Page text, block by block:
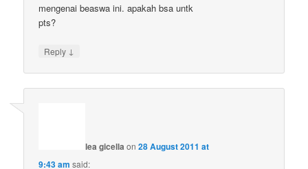
mengenai beaswa ini. apakah bsa untk
pts?
Reply ↓
lea gicella on28 August 2011 at
9:43 am said: